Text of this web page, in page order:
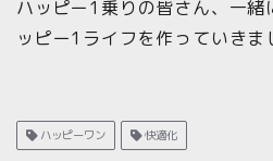
ハッピー1乗りの皆さん、一緒
ッピー1ライフを作っていきま
ハッピーワン 快適化